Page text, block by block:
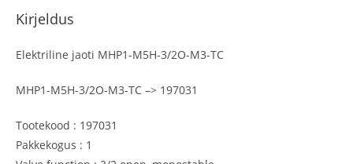
Kirjeldus
Elektriline jaoti MHP1-M5H-3/2O-M3-TC
MHP1-M5H-3/2O-M3-TC –> 197031
Tootekood : 197031
Pakkekogus : 1